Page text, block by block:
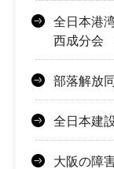
全日本港
西成分会
部落解放
全日本建
大阪の障